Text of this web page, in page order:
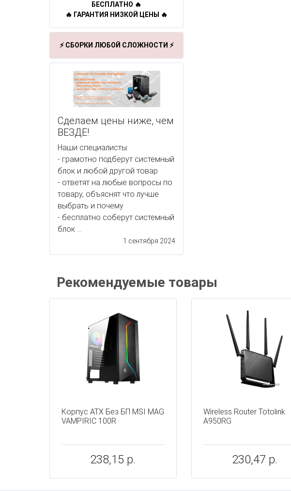
БЕСПЛАТНО 🔥
🔥 ГАРАНТИЯ НИЗКОЙ ЦЕНЫ 🔥
⚡ СБОРКИ ЛЮБОЙ СЛОЖНОСТИ ⚡
Сделаем цены ниже, чем
ВЕЗДЕ!
Наши специалисты:
- грамотно подберут системный
блок и любой другой товар
- ответят на любые вопросы по
товару, объяснят что лучше
выбрать и почему
- бесплатно соберут системный
блок ...
1 сентября 2024
Рекомендуемые товары
Корпус ATX Без БП MSI MAG
VAMPIRIC 100R
238,15 р.
Wireless Router Totolink
A950RG
230,47 р.